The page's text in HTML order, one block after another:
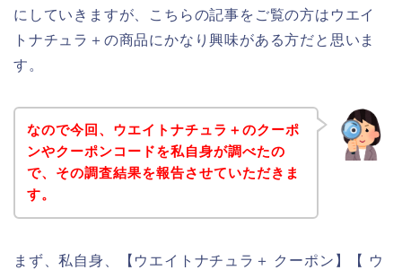
にしていきますが、こちらの記事をご覧の方はウエイ
トナチュラ＋の商品にかなり興味がある方だと思いま
す。
なので今回、ウエイトナチュラ＋のクーポ
ンやクーポンコードを私自身が調べたの
で、その調査結果を報告させていただきま
す。
まず、私自身、【ウエイトナチュラ＋ クーポン】【 ウ